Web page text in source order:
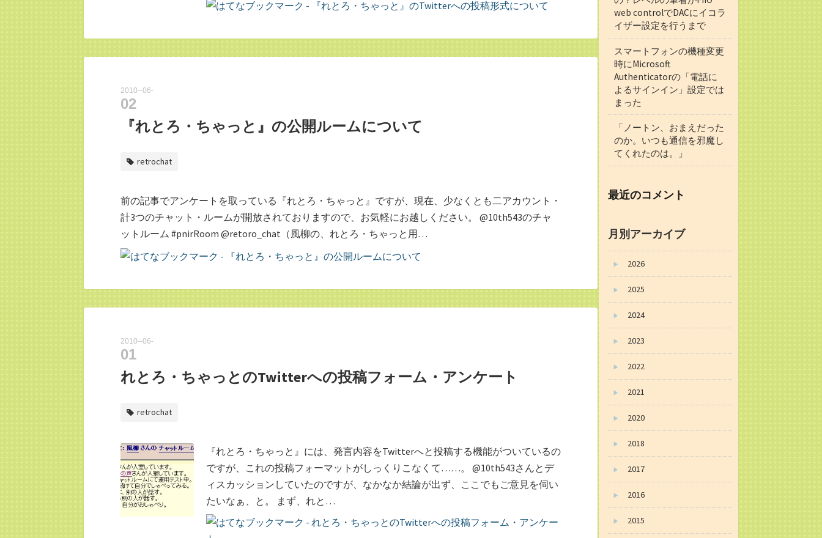
2010 -06-
02
『れとろ・ちゃっと』の公開ルームについて
retrochat
前の記事でアンケートを取っている『れとろ・ちゃっと』ですが、現在、少なくとも二アカウント・
計3つのチャット・ルームが開放されておりますので、お気軽にお越しください。 @10th543のチャ
ットルーム #pnirRoom @retoro_chat（風柳の、れとろ・ちゃっと用…
2010 -06-
01
れとろ・ちゃっとのTwitterへの投稿フォーム・アンケート
retrochat
『れとろ・ちゃっと』には、発言内容をTwitterへと投稿する機能がついているの
ですが、これの投稿フォーマットがしっくりこなくて……。 @10th543さんとデ
ィスカッションしていたのですが、なかなか結論が出ず、ここでもご意見を伺い
たいなぁ、と。 まず、れと…
web controlでDACにイコラ
イザー設定を行うまで
スマートフォンの機種変更
時にMicrosoft
Authenticatorの「電話に
よるサインイン」設定では
まった
「ノートン、おまえだった
のか。いつも通信を邪魔し
てくれたのは。」
最近のコメント
月別アーカイブ
▶ 2026
▶ 2025
▶ 2024
▶ 2023
▶ 2022
▶ 2021
▶ 2020
▶ 2018
▶ 2017
▶ 2016
▶ 2015